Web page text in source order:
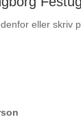
eller skriv